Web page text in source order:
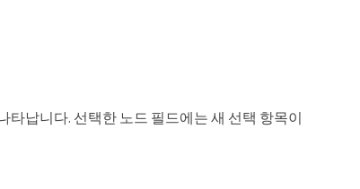
납니다. 선택한 노드 필드에는 새 선택 항목이